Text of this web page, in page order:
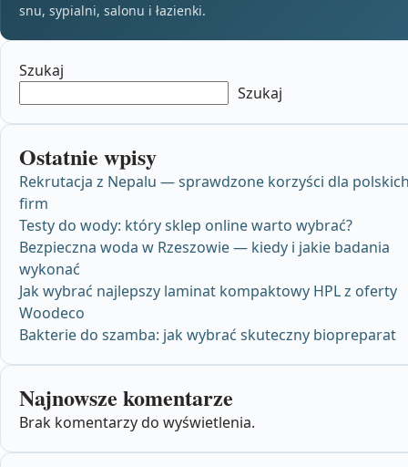
snu, sypialni, salonu i łazienki.
Szukaj
Szukaj
Ostatnie wpisy
Rekrutacja z Nepalu — sprawdzone korzyści dla
firm
Testy do wody: który sklep online warto wybrać?
Bezpieczna woda w Rzeszowie — kiedy i jakie badania
wykonać
Jak wybrać najlepszy laminat kompaktowy HPL z oferty
Woodeco
Bakterie do szamba: jak wybrać skuteczny biopreparat
Najnowsze komentarze
Brak komentarzy do wyświetlenia.